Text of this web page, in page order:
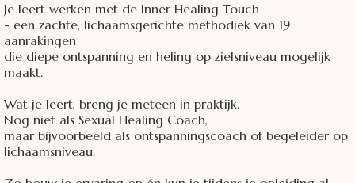
Je leert werken met de Inner Healing Touch
- een zachte, lichaamsgerichte methodiek van 19
aanrakingen
die diepe ontspanning en heling op zielsniveau mogelijk
maakt.
Wat je leert, breng je meteen in praktijk.
Nog niet als Sexual Healing Coach,
maar bijvoorbeeld als ontspanningscoach of begeleider op
lichaamsniveau.